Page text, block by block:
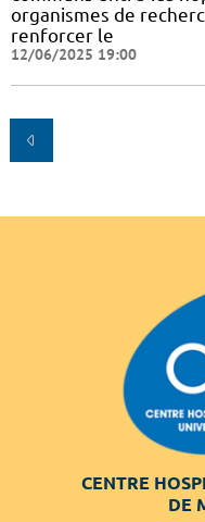
organismes de
renforcer le
12/06/2025 19:00
CENTRE
DE